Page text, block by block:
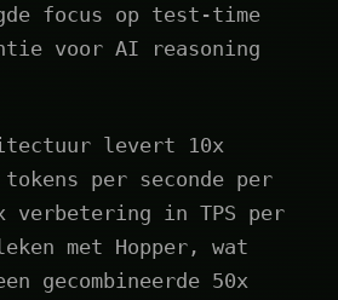
focus op test-time
voor AI reasoning
levert 10x
per seconde per
verbetering in TPS per
met Hopper, wat
gecombineerde 50x